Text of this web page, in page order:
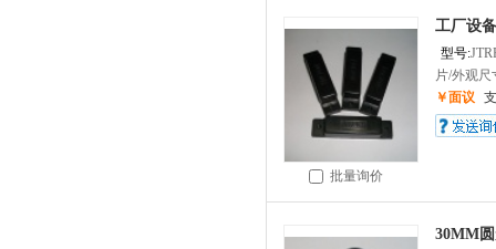
批量询价
工厂设
型号:
片/外观
￥面议
30MM